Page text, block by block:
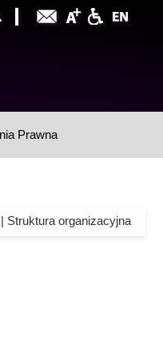
Prawna
Struktura organizacyjna